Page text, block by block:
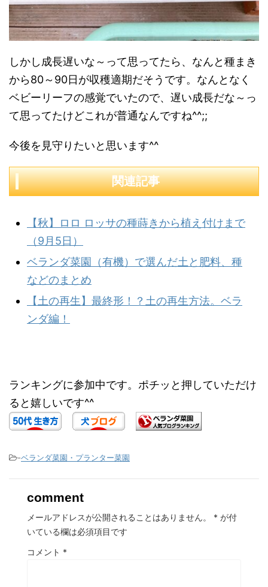
しかし成長遅いな～って思ってたら、なんと種まき
から80～90日が収穫適期だそうです。なんとなく
ベビーリーフの感覚でいたので、遅い成長だな～っ
て思ってたけどこれが普通なんですね^^;;
今後を見守りたいと思います^^
関連記事
【秋】ロロ ロッサの種蒔きから植え付けまで
（9月5日）
ベランダ菜園（有機）で選んだ土と肥料、種
などのまとめ
【土の再生】最終形！？土の再生方法。ベラ
ンダ編！
ランキングに参加中です。ポチッと押していただけ
ると嬉しいです^^
-ベランダ菜園・プランター菜園
comment
メールアドレスが公開されることはありません。 * が付
いている欄は必須項目です
コメント *